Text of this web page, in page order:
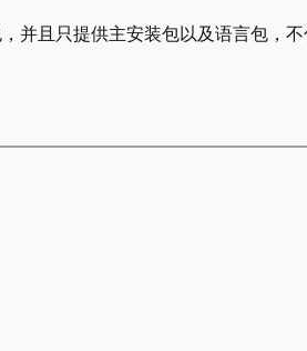
并且只提供主安装包以及语言包，